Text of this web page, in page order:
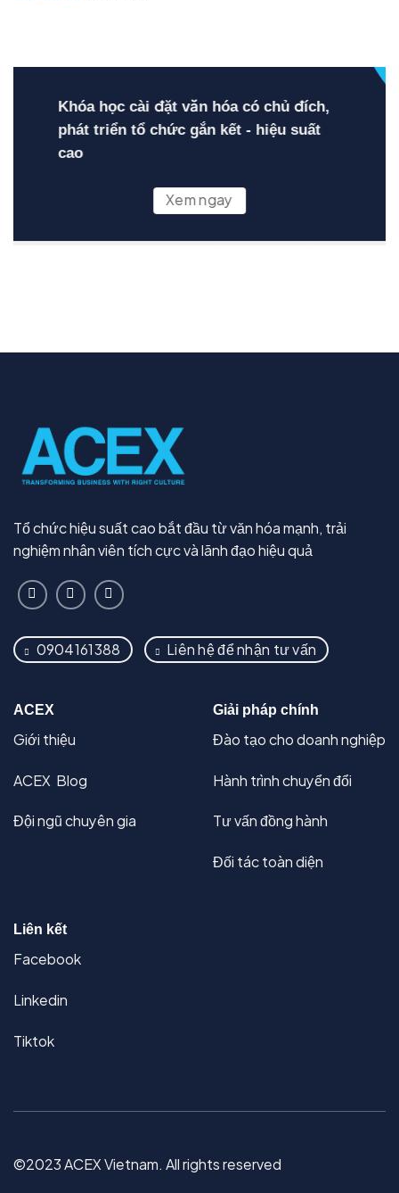
Khóa học cài đặt văn hóa có chủ đích,
phát triển tổ chức gắn kết - hiệu suất
cao
Xem ngay
Tổ chức hiệu suất cao bắt đầu từ văn hóa mạnh, trải
nghiệm nhân viên tích cực và lãnh đạo hiệu quả
0904161388 Liên hệ để nhận tư vấn
ACEX
Giới thiệu
ACEX Blog
Đội ngũ chuyên gia
Giải pháp chính
Đào tạo cho doanh nghiệp
Hành trình chuyển đổi
Tư vấn đồng hành
Đối tác toàn diện
Liên kết
Facebook
Linkedin
Tiktok
©2023 ACEX Vietnam. All rights reserved